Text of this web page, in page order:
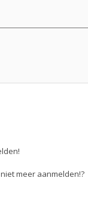
meer aanmelden!?